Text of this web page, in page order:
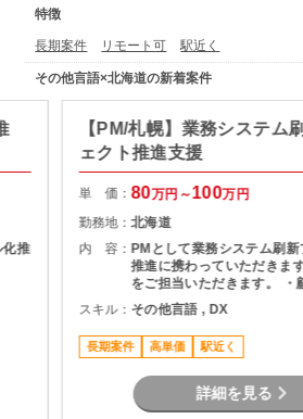
特徴
長期案件 リモート可 駅近く
その他言語×北海道の新着案件
推
【PM/札幌】業務システム
ェクト推進支援
単 価：80万円～100万円
勤務地：北海道
内 容： PMとして業務システム刷
推進に携わっていただきま
をご担当いただきます。 ・
理・課題整理 ・プロジェク
び進捗管理 ・開発チームと
ジメント ・品質、課題、リ
者向け資料作成および各種
スキル： その他言語 , DX
長期案件 高単価 駅近く
詳細を見る